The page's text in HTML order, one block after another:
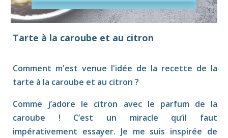
Tarte à la caroube et au citron
Comment m'est venue l'idée de la recette de la
tarte à la caroube et au citron ?
Comme j’adore le citron avec le parfum de la
caroube ! C’est un miracle qu’il faut
impérativement essayer. Je me suis inspirée de